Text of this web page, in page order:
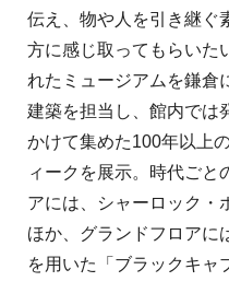
伝え、物や人を引き継ぐ
方に感じ取ってもらいた
れたミュージアムを鎌倉
建築を担当し、館内では
かけて集めた100年以上
ィークを展示。時代ごと
アには、シャーロック・
ほか、グランドフロアに
を用いた「ブラックキャ